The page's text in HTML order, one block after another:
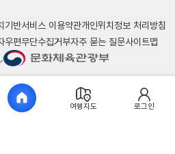
기반서비스 이용약관개인위치정보 처리방침
우편무단수집거부자주 묻는 질문사이트맵
여행지도 로그인